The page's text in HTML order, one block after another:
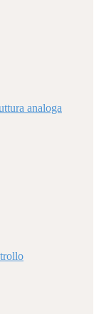
analoga